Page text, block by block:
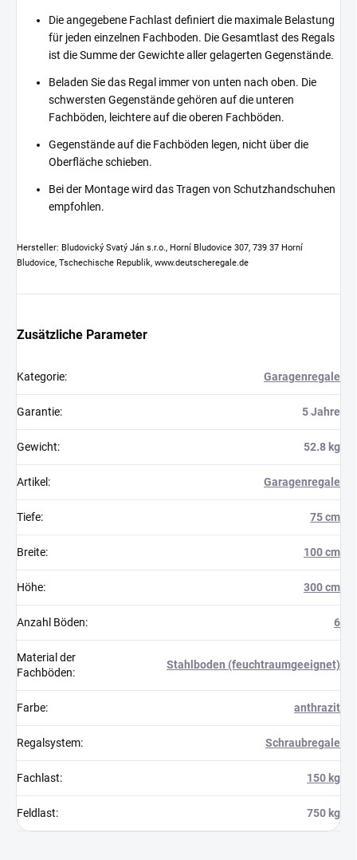
Die angegebene Fachlast definiert die maximale Belastung
für jeden einzelnen Fachboden. Die Gesamtlast des Regals
ist die Summe der Gewichte aller gelagerten Gegenstände.
Beladen Sie das Regal immer von unten nach oben. Die
schwersten Gegenstände gehören auf die unteren
Fachböden, leichtere auf die oberen Fachböden.
Gegenstände auf die Fachböden legen, nicht über die
Oberfläche schieben.
Bei der Montage wird das Tragen von Schutzhandschuhen
empfohlen.
Hersteller: Bludovický Svatý Ján s.r.o., Horní Bludovice 307, 739 37 Horní
Bludovice, Tschechische Republik, www.deutscheregale.de
Zusätzliche Parameter
Kategorie: Garagenregale
Garantie: 5 Jahre
Gewicht: 52.8 kg
Artikel : Garagenregale
Tiefe: 75 cm
Breite: 100 cm
Höhe: 300 cm
Anzahl Böden: 6
Material der
Fachböden:
Stahlboden (feuchtraumgeeignet)
Farbe: anthrazit
Regalsystem: Schraubregale
Fachlast: 150 kg
Feldlast: 750 kg